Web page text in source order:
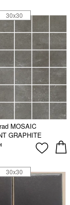
MOSAIC
GRAPHITE
30x30
30x30